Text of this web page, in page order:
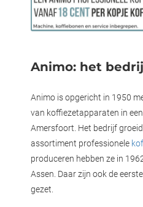
Animo: het
Animo is opgericht in 1950
van koffiezetapparaten in
Amersfoort. Het bedrijf
assortiment professionele
produceren hebben ze in
Assen. Daar zijn ook de
gezet.